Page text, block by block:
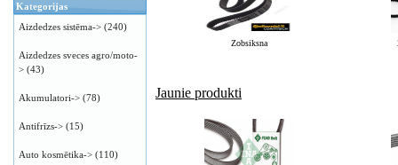
Zobsiksna
Jaunie produkti
Kategorijas
Aizdedzes sistēma-> (240)
Aizdedzes sveces agro/moto-
> (43)
Akumulatori-> (78)
Antifrīzs-> (15)
Auto kosmētika-> (110)